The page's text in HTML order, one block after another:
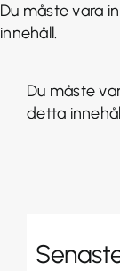
Fortsätt
till
Du måste vara
innehåll.
Du måste
detta